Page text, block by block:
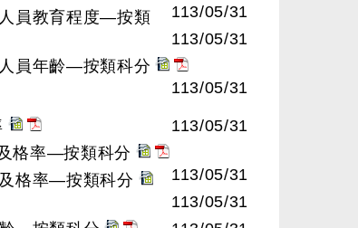
113/05/31
員教育程度—按類
113/05/31
員年齡—按類科分
113/05/31
113/05/31
格率—按類科分
113/05/31
格率—按類科分
113/05/31